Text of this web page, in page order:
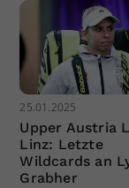
25.01.2025
Upper Austria
Linz: Letzte
Wildcards an
Grabher